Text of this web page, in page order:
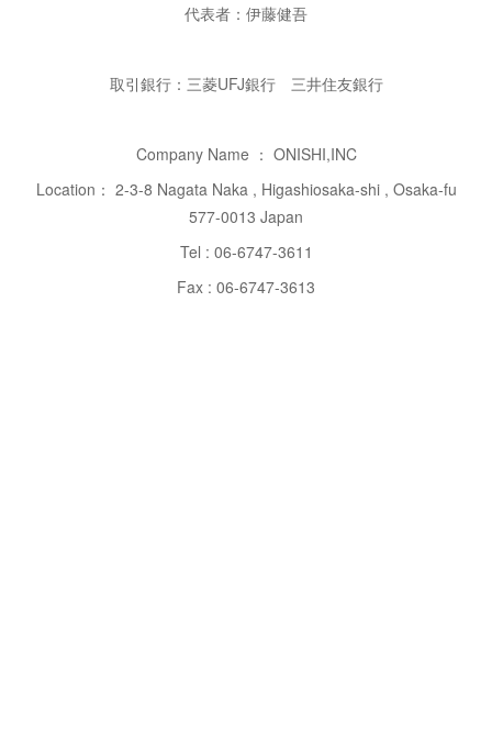
代表者：伊藤健吾
取引銀行：三菱UFJ銀行 三井住友銀行
Company Name ： ONISHI,INC
Location： 2-3-8 Nagata Naka , Higashiosaka-shi , Osaka-fu
577-0013 Japan
Tel : 06-6747-3611
Fax : 06-6747-3613